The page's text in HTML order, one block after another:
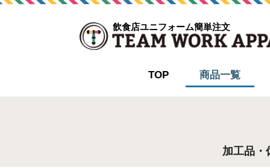
飲食店ユニフォーム簡単注文
TOP 商品一覧
加工品・